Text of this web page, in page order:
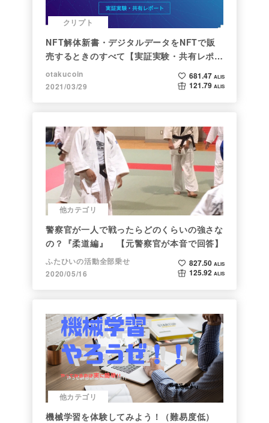
クリプト
NFT解体新書・デジタルデータをNFTで販
売するときのすべて【実証実験・共有レポー
ト】
otakucoin
2021/03/29
681.47 ALIS
121.79 ALIS
他カテゴリ
警察官が一人で戦ったらどのくらいの強さな
の？『柔道編』 【元警察官が本音で回答】
ふたひいの活動全部乗せ
2020/05/16
827.50 ALIS
125.92 ALIS
他カテゴリ
機械学習を体験してみよう！（難易度低）